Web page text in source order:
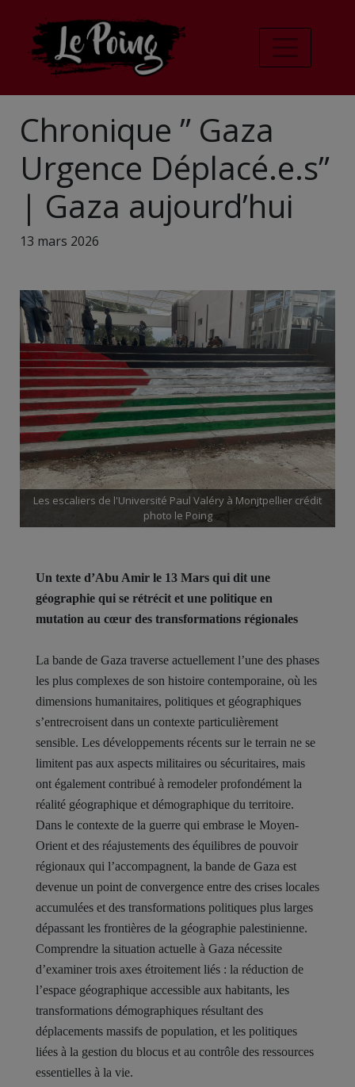
Chronique ” Gaza
Urgence Déplacé.e.s”
| Gaza aujourd’hui
13 mars 2026
Les escaliers de l'Université Paul Valéry à Monjtpellier crédit
photo le Poing
Un texte d’Abu Amir le 13 Mars qui dit une
géographie qui se rétrécit et une politique en
mutation au cœur des transformations régionales
La bande de Gaza traverse actuellement l’une des phases
les plus complexes de son histoire contemporaine, où les
dimensions humanitaires, politiques et géographiques
s’entrecroisent dans un contexte particulièrement
sensible. Les développements récents sur le terrain ne se
limitent pas aux aspects militaires ou sécuritaires, mais
ont également contribué à remodeler profondément la
réalité géographique et démographique du territoire.
Dans le contexte de la guerre qui embrase le Moyen-
Orient et des réajustements des équilibres de pouvoir
régionaux qui l’accompagnent, la bande de Gaza est
devenue un point de convergence entre des crises locales
accumulées et des transformations politiques plus larges
dépassant les frontières de la géographie palestinienne.
Comprendre la situation actuelle à Gaza nécessite
d’examiner trois axes étroitement liés : la réduction de
l’espace géographique accessible aux habitants, les
transformations démographiques résultant des
déplacements massifs de population, et les politiques
liées à la gestion du blocus et au contrôle des ressources
essentielles à la vie.